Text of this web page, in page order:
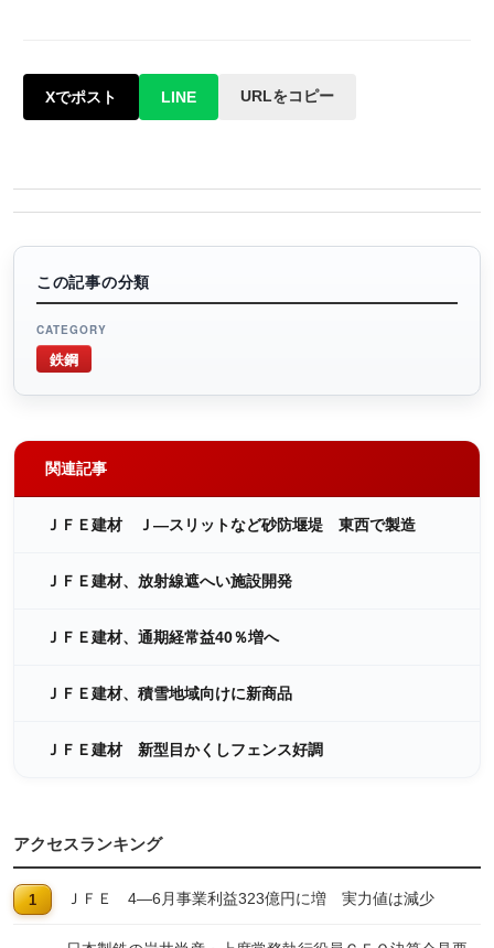
Xでポスト LINE URLをコピー
この記事の分類
CATEGORY
鉄鋼
関連記事
ＪＦＥ建材 Ｊ―スリットなど砂防堰堤 東西で製造
ＪＦＥ建材、放射線遮へい施設開発
ＪＦＥ建材、通期経常益40％増へ
ＪＦＥ建材、積雪地域向けに新商品
ＪＦＥ建材 新型目かくしフェンス好調
アクセスランキング
ＪＦＥ 4―6月事業利益323億円に増 実力値は減少